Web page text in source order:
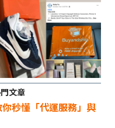
文章
你秒懂「代運服務」與